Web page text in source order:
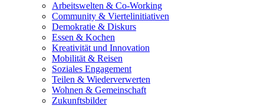
Arbeitswelten & Co-Working
Community & Viertelinitiativen
Demokratie & Diskurs
Essen & Kochen
Kreativität und Innovation
Mobilität & Reisen
Soziales Engagement
Teilen & Wiederverwerten
Wohnen & Gemeinschaft
Zukunftsbilder